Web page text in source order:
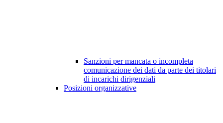
Sanzioni per mancata o incompleta
comunicazione dei dati da parte dei titolari
di incarichi dirigenziali
Posizioni organizzative